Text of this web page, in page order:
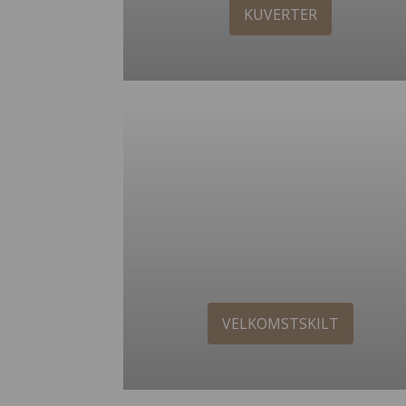
KUVERTER
VELKOMSTSKILT